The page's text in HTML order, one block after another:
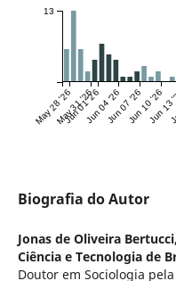
May 28 '26May 31 '26
Jun 01 '26Jun 04 '26Jun 07 '26Jun 10 '26
Jun
13
Biografia do Autor
Jonas de Oliveira Bertucci,
Ciência e Tecnologia de
Doutor em Sociologia